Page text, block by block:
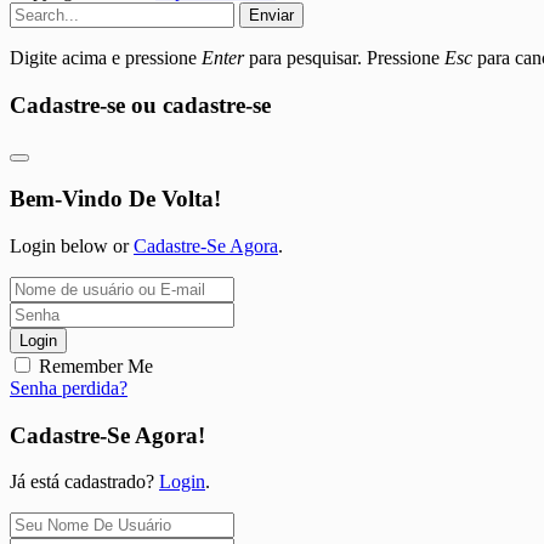
Enviar
Digite acima e pressione Enterpara pesquisar. Pressione Esc para
Cadastre-se ou cadastre-se
Bem-Vindo De Volta!
Login below orCadastre-Se Agora.
Login
Remember Me
Senha perdida?
Cadastre-Se Agora!
Já está cadastrado? Login.